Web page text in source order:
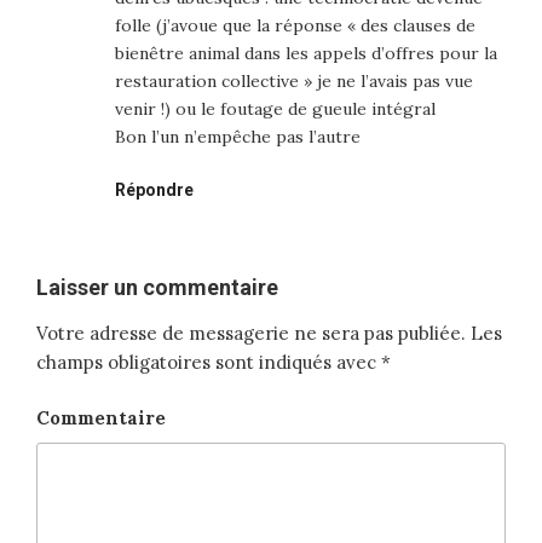
folle (j’avoue que la réponse « des clauses de
bienêtre animal dans les appels d’offres pour la
restauration collective » je ne l’avais pas vue
venir !) ou le foutage de gueule intégral
Bon l’un n’empêche pas l’autre
Répondre
Laisser un commentaire
Votre adresse de messagerie ne sera pas publiée. Les
champs obligatoires sont indiqués avec *
Commentaire